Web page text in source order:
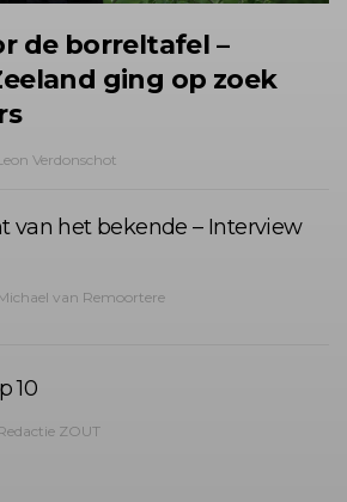
de borreltafel –
ging op zoek
Verdonschot
van het bekende – Interview
van Remoortere
10
ZOUT